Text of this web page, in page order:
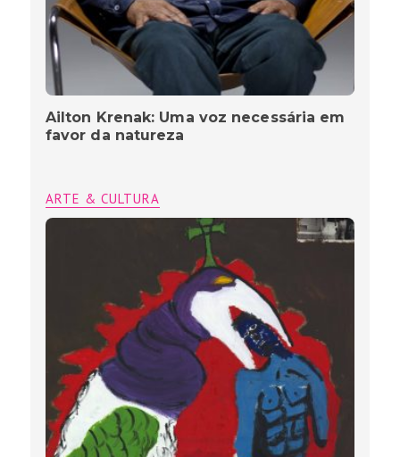
Ailton Krenak: Uma voz necessária em
favor da natureza
ARTE & CULTURA